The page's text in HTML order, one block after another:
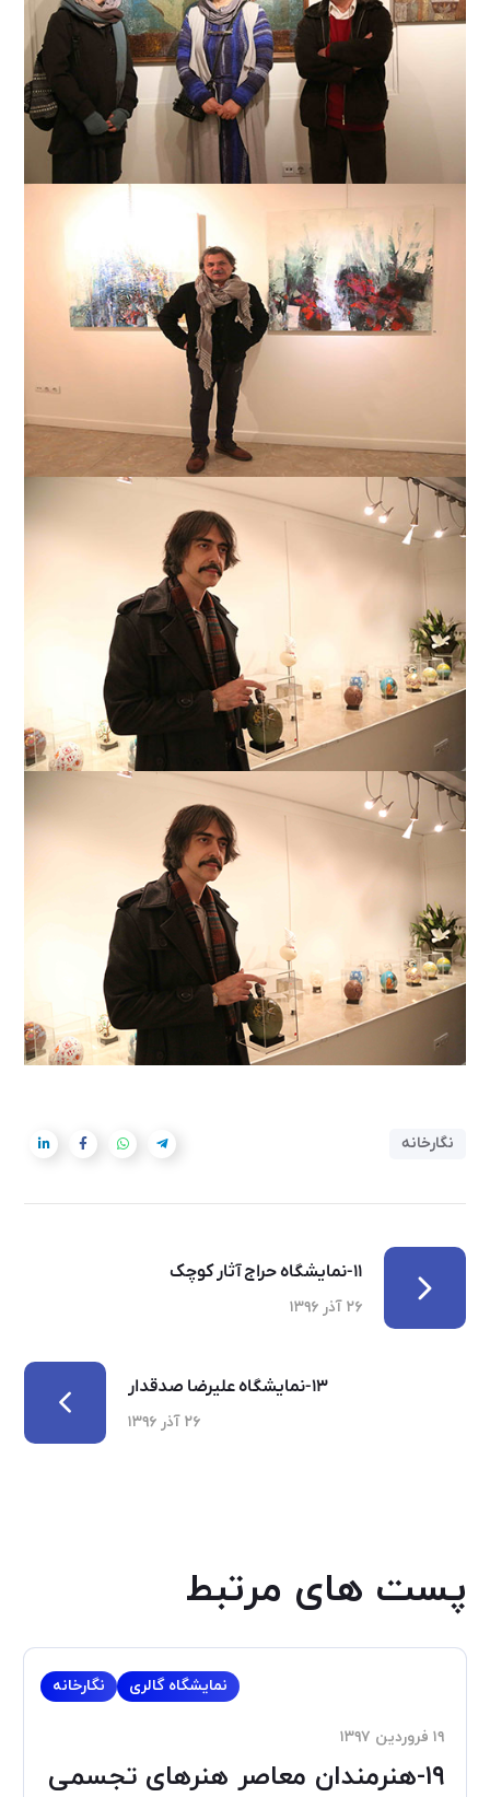
نگارخانه
۱۱-نمایشگاه حراج آثار کوچک
۲۶ آذر ۱۳۹۶
۱۳-نمایشگاه علیرضا صدقدار
۲۶ آذر ۱۳۹۶
پست های مرتبط
نگارخانه نمایشگاه گالری
۱۹ فروردین ۱۳۹۷
۱۹-هنرمندان معاصر هنرهای تجسمی